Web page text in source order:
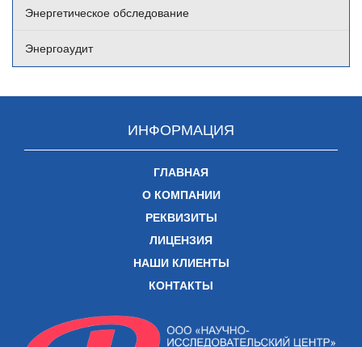
Энергетическое обследование
Энергоаудит
ИНФОРМАЦИЯ
ГЛАВНАЯ
О КОМПАНИИ
РЕКВИЗИТЫ
ЛИЦЕНЗИЯ
НАШИ КЛИЕНТЫ
КОНТАКТЫ